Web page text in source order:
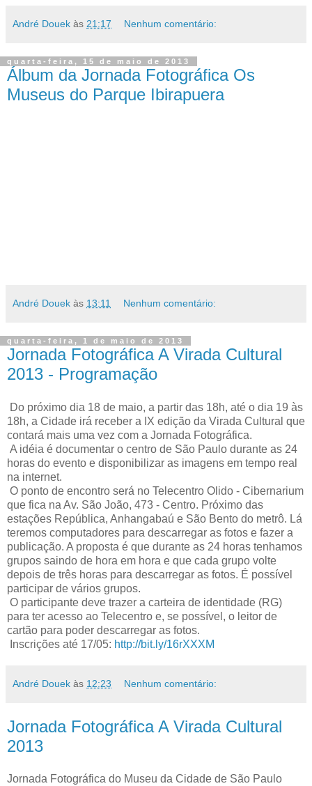
André Douek às 21:17 Nenhum comentário:
quarta-feira, 15 de maio de 2013
Álbum da Jornada Fotográfica Os
Museus do Parque Ibirapuera
André Douek às 13:11 Nenhum comentário:
quarta-feira, 1 de maio de 2013
Jornada Fotográfica A Virada Cultural
2013 - Programação
Do próximo dia 18 de maio, a partir das 18h, até o dia 19 às
18h, a Cidade irá receber a IX edição da Virada Cultural que
contará mais uma vez com a Jornada Fotográfica.
A idéia é documentar o centro de São Paulo durante as 24
horas do evento e disponibilizar as imagens em tempo real
na internet.
O ponto de encontro será no Telecentro Olido - Cibernarium
que fica na Av. São João, 473 - Centro. Próximo das
estações República, Anhangabaú e São Bento do metrô. Lá
teremos computadores para descarregar as fotos e fazer a
publicação. A proposta é que durante as 24 horas tenhamos
grupos saindo de hora em hora e que cada grupo volte
depois de três horas para descarregar as fotos. É possível
participar de vários grupos.
O participante deve trazer a carteira de identidade (RG)
para ter acesso ao Telecentro e, se possível, o leitor de
cartão para poder descarregar as fotos.
Inscrições até 17/05: http://bit.ly/16rXXXM
André Douek às 12:23 Nenhum comentário:
Jornada Fotográfica A Virada Cultural
2013
Jornada Fotográfica do Museu da Cidade de São Paulo